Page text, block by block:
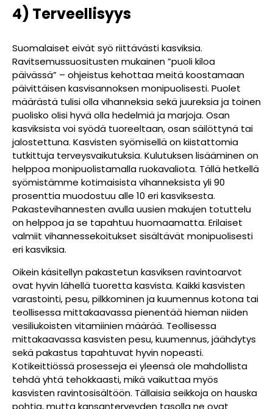
4) Terveellisyys
Suomalaiset eivät syö riittävästi kasviksia.
Ravitsemussuositusten mukainen ”puoli kiloa
päivässä” – ohjeistus kehottaa meitä koostamaan
päivittäisen kasvisannoksen monipuolisesti. Puolet
määrästä tulisi olla vihanneksia sekä juureksia ja toinen
puolisko olisi hyvä olla hedelmiä ja marjoja. Osan
kasviksista voi syödä tuoreeltaan, osan säilöttynä tai
jalostettuna. Kasvisten syömisellä on kiistattomia
tutkittuja terveysvaikutuksia. Kulutuksen lisääminen on
helppoa monipuolistamalla ruokavaliota. Tällä hetkellä
syömistämme kotimaisista vihanneksista yli 90
prosenttia muodostuu alle 10 eri kasviksesta.
Pakastevihannesten avulla uusien makujen totuttelu
on helppoa ja se tapahtuu huomaamatta. Erilaiset
valmiit vihannessekoitukset sisältävät monipuolisesti
eri kasviksia.
Oikein käsitellyn pakastetun kasviksen ravintoarvot
ovat hyvin lähellä tuoretta kasvista. Kaikki kasvisten
varastointi, pesu, pilkkominen ja kuumennus kotona tai
teollisessa mittakaavassa pienentää hieman niiden
vesiliukoisten vitamiinien määrää. Teollisessa
mittakaavassa kasvisten pesu, kuumennus, jäähdytys
sekä pakastus tapahtuvat hyvin nopeasti.
Kotikeittiössä prosesseja ei yleensä ole mahdollista
tehdä yhtä tehokkaasti, mikä vaikuttaa myös
kasvisten ravintosisältöön. Tällaisia seikkoja on hauska
pohtia, mutta kansanterveyden tasolla ne ovat